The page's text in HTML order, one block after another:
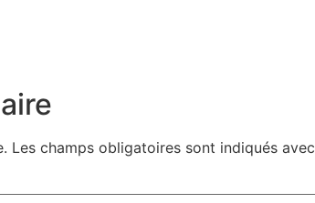
Les champs obligatoires sont indiqués avec